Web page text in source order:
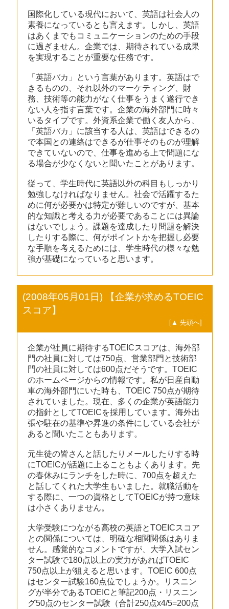
国際化している現代において、英語は社会人の
素養になっているとも言えます。しかし、英語
はあくまでもコミュニケーションのための手段
に過ぎません。企業では、期待されている成果
を実現することが重要な任務です。
「英語バカ」という言葉があります。英語はで
きるものの、それ以外のマーケティング、財
務、技術等の能力がなく仕事をうまく遂行でき
ない人を指す言葉です。企業の海外部門に時々
いるタイプです。外資系企業で働く友人から、
「英語バカ」に該当する人は、英語はできるの
で本国との連絡はできるが仕事そのものが理解
できていないので、仕事を進める上で問題にな
る場合が少なくないと聞いたことがあります。
従って、学生時代に英語以外の科目もしっかり
勉強しなければなりません。社会で活躍するた
めに何が必要かは特定が難しいのですが、基本
的な知識と考える力が必要であることには異論
はないでしょう。課題を達成したり問題を解決
したりする際に、何がポイントかを把握し必要
な手順を考えるためには、学生時代の様々な勉
強が基礎になっていると思います。
(2008年05月01日) 【企業が求めるTOEIC
スコア】
[▲ 先頭へ]
企業が社員に期待するTOEICスコアは、海外部
門の社員に対しては750点、営業部門と技術部
門の社員に対しては600点だそうです。TOEIC
のホームページからの情報です。私が日産自動
車の海外部門にいた時も、TOEIC 750点が期待
されていました。現在、多くの企業が英語能力
の指針としてTOEICを採用しています。海外出
張や駐在の基準や昇進の条件にしている会社が
あると聞いたこともあります。
元生徒の皆さんと話したりメールしたりする時
にTOEICが話題に上ることもよくあります。先
の春休みにランチをした時に、700点を超えた
と話してくれた大学生もいました。就職活動を
する際に、一つの資格としてTOEICが持つ意味
は小さくありません。
大学受験につながる高校の英語とTOEICスコア
との関係については、明確な相関関係はありま
せん。感覚的なコメントですが、大学入試セン
ター試験で180点以上の実力があればTOEIC
750点以上が狙えると思います。TOEIC 600点
はセンター試験160点位でしょうか。リスニン
グが半分であるTOEICと筆記200点・リスニン
グ50点のセンター試験（合計250点x4/5=200点